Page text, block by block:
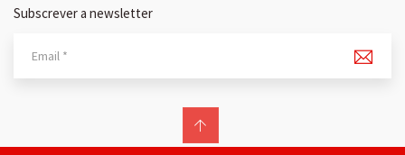
Subscrever a newsletter